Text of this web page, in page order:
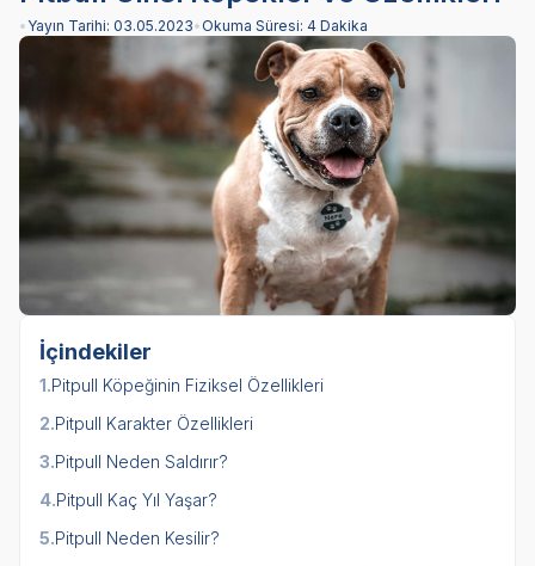
• Yayın Tarihi: 03.05.2023•Okuma Süresi: 4 Dakika
İçindekiler
1.Pitpull Köpeğinin Fiziksel Özellikleri
2.Pitpull Karakter Özellikleri
3.Pitpull Neden Saldırır?
4.Pitpull Kaç Yıl Yaşar?
5.Pitpull Neden Kesilir?